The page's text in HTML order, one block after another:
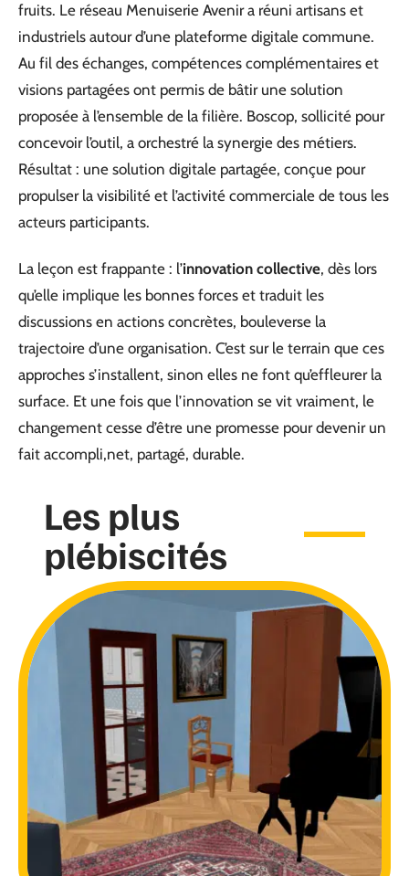
fruits. Le réseau Menuiserie Avenir a réuni artisans et
industriels autour d’une plateforme digitale commune.
Au fil des échanges, compétences complémentaires et
visions partagées ont permis de bâtir une solution
proposée à l’ensemble de la filière. Boscop, sollicité pour
concevoir l’outil, a orchestré la synergie des métiers.
Résultat : une solution digitale partagée, conçue pour
propulser la visibilité et l’activité commerciale de tous les
acteurs participants.
La leçon est frappante : l’innovation collective, dès lors
qu’elle implique les bonnes forces et traduit les
discussions en actions concrètes, bouleverse la
trajectoire d’une organisation. C’est sur le terrain que ces
approches s’installent, sinon elles ne font qu’effleurer la
surface. Et une fois que l’innovation se vit vraiment, le
changement cesse d’être une promesse pour devenir un
fait accompli,net, partagé, durable.
Les plus
plébiscités